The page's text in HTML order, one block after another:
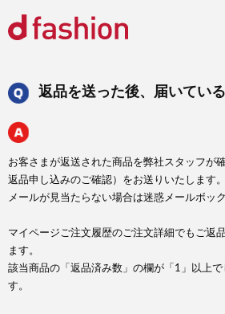
返品を送った後、届いてい
お客さまが返送された商品を弊社スタッフが
返品申し込みのご確認）をお送りいたします。
メールが見当たらない場合は迷惑メールボッ
マイページご注文履歴のご注文詳細でもご返
ます。
該当商品の「返品済み数」の欄が「1」以上
す。